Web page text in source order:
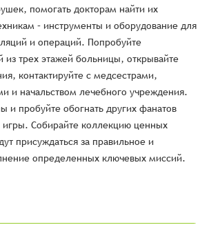
помогать докторам найти их
– инструменты и оборудование для
и операций. Попробуйте
из трех этажей больницы, открывайте
контактируйте с медсестрами,
и начальством лечебного учреждения.
и пробуйте обогнать других фанатов
игры. Собирайте коллекцию ценных
присуждаться за правильное и
определенных ключевых миссий.